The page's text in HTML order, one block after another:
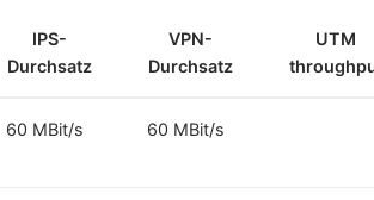
IPS-
Durchsatz
VPN-
Durchsatz
UTM
60 MBit/s 60 MBit/s